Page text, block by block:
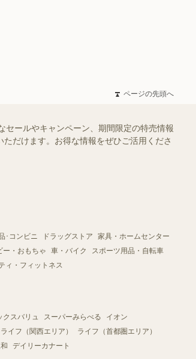
ページの先頭へ
セールやキャンペーン、期間限定の特売情報
だけます。お得な情報をぜひご活用くださ
･コンビニ ドラッグストア
家具・ホームセンター
ー・おもちゃ 車・バイク
スポーツ用品・自転車
ィ・フィットネス
クスバリュ スーパーみらべる
イオン
ライフ（関西エリア）
ライフ（首都圏エリア）
デイリーカナート